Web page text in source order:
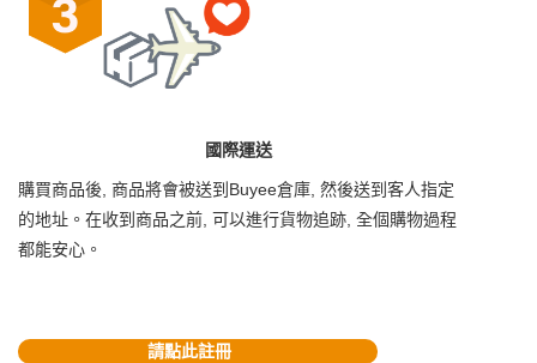
國際運送
購買商品後, 商品將會被送到Buyee倉庫, 然後送到客人指定
的地址。在收到商品之前, 可以進行貨物追跡, 全個購物過程
都能安心。
請點此註冊